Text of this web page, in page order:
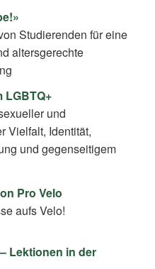
Studierenden für eine
altersgerechte
LGBTQ+
und
Vielfalt, Identität,
und gegenseitigem
Pro Velo
aufs Velo!
Lektionen in der